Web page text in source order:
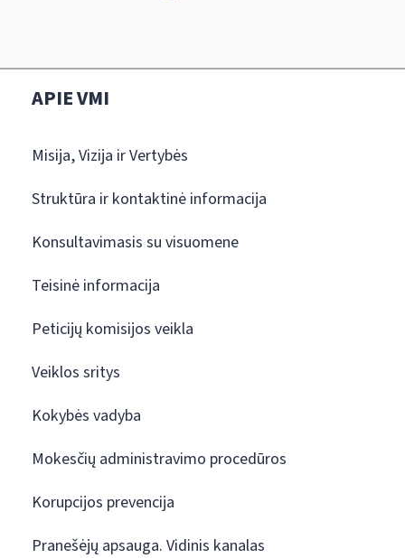
APIE VMI
Misija, Vizija ir Vertybės
Struktūra ir kontaktinė informacija
Konsultavimasis su visuomene
Teisinė informacija
Peticijų komisijos veikla
Veiklos sritys
Kokybės vadyba
Mokesčių administravimo procedūros
Korupcijos prevencija
Pranešėjų apsauga. Vidinis kanalas